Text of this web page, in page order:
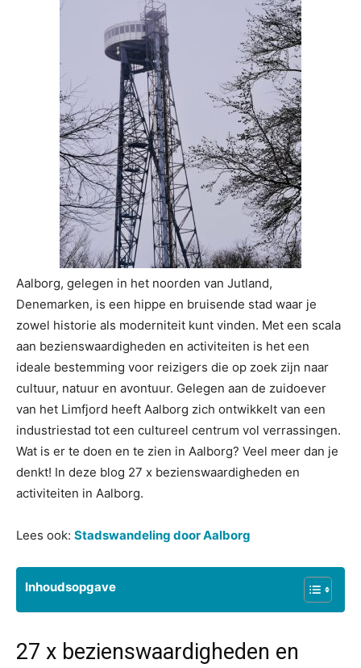
Aalborg, gelegen in het noorden van Jutland,
Denemarken, is een hippe en bruisende stad waar je
zowel historie als moderniteit kunt vinden. Met een scala
aan bezienswaardigheden en activiteiten is het een
ideale bestemming voor reizigers die op zoek zijn naar
cultuur, natuur en avontuur. Gelegen aan de zuidoever
van het Limfjord heeft Aalborg zich ontwikkelt van een
industriestad tot een cultureel centrum vol verrassingen.
Wat is er te doen en te zien in Aalborg? Veel meer dan je
denkt! In deze blog 27 x bezienswaardigheden en
activiteiten in Aalborg.
Lees ook: Stadswandeling door Aalborg
Inhoudsopgave
27 x bezienswaardigheden en